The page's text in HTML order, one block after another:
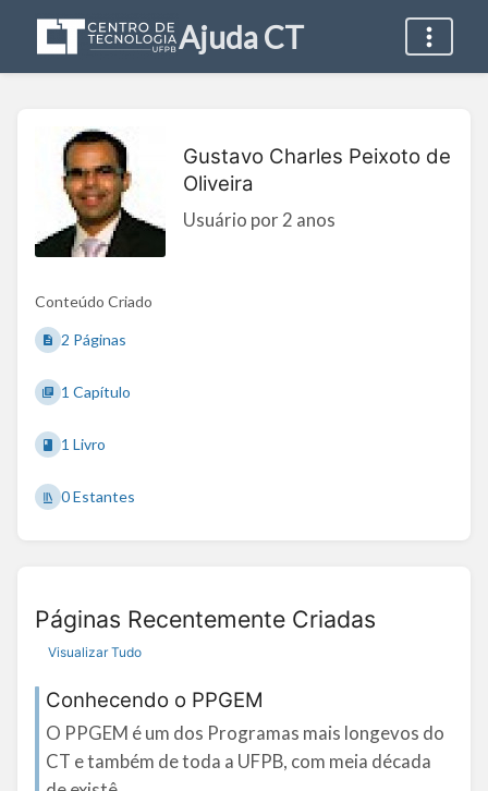
Ajuda CT
Gustavo Charles Peixoto de
Oliveira
Usuário por 2 anos
Conteúdo Criado
2 Páginas
1 Capítulo
1 Livro
0 Estantes
Páginas Recentemente Criadas
Visualizar Tudo
Conhecendo o PPGEM
O PPGEM é um dos Programas mais longevos do
CT e também de toda a UFPB, com meia década